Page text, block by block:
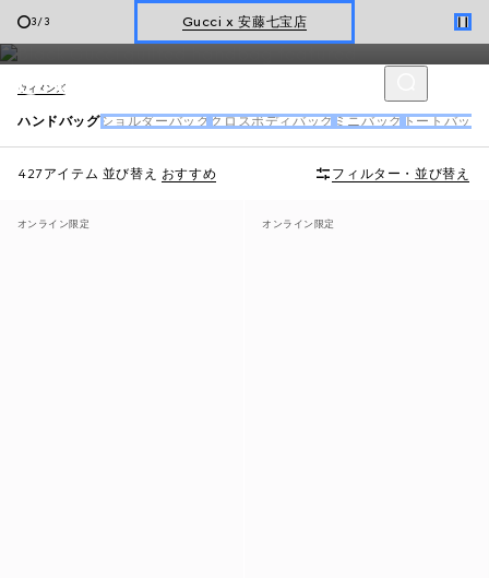
1/3 Gucci x 安藤七宝店
オンライン限定 〔GGマーモント〕
テンポラリーな美学を兼ね備え、現代の豊かな日常生活にフィッ
トするようデザインされています。
ウィメンズ
ハンドバッグショルダーバッグ クロスボディバッグ ミニバッグ トートバッグ
427アイテム 並び替え おすすめ フィルター・並び替え
オンライン限定 オンライン限定